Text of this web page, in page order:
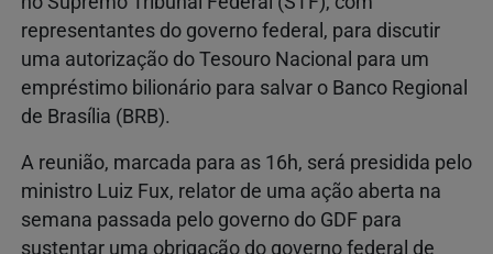
representantes do governo federal, para discutir
uma autorização do Tesouro Nacional para um
empréstimo bilionário para salvar o Banco Regional
de Brasília (BRB).
A reunião, marcada para as 16h, será presidida pelo
ministro Luiz Fux, relator de uma ação aberta na
semana passada pelo governo do GDF para
sustentar uma obrigação do governo federal de